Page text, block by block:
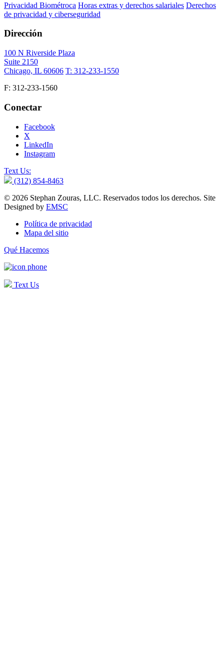
Privacidad Biométroca Horas extras y derechos salariales Derechos
de privacidad y ciberseguridad
Dirección
100 N Riverside Plaza
Suite 2150
Chicago, IL 60606 T: 312-233-1550
F: 312-233-1560
Conectar
Facebook
X
LinkedIn
Instagram
Text Us:
(312) 854-8463
© 2026 Stephan Zouras, LLC. Reservados todos los derechos. Site
Designed by EMSC
Política de privacidad
Mapa del sitio
Qué Hacemos
Text Us